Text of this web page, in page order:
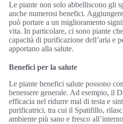
Le piante non solo abbelliscono gli
anche numerosi benefici.
può portare a un miglioramento
vita. In particolare, ci sono piante
capacità di purificazione dell’aria e
apportano alla salute.
Benefici per la salute
Le piante benefici salute possono
benessere generale. Ad esempio, il
efficacia nel ridurre mal di testa e
purificatrici, tra cui il Spatifillo,
ambiente più sano e fresco